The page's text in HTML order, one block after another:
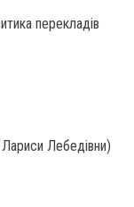
перекладів
Лебедівни)